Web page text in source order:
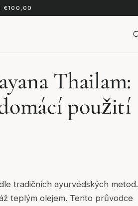
€100,00
Thailam:
použití
tradičních ayurvédských metod.
teplým olejem. Tento průvodce